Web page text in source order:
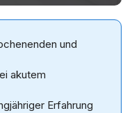
und
akutem
Erfahrung